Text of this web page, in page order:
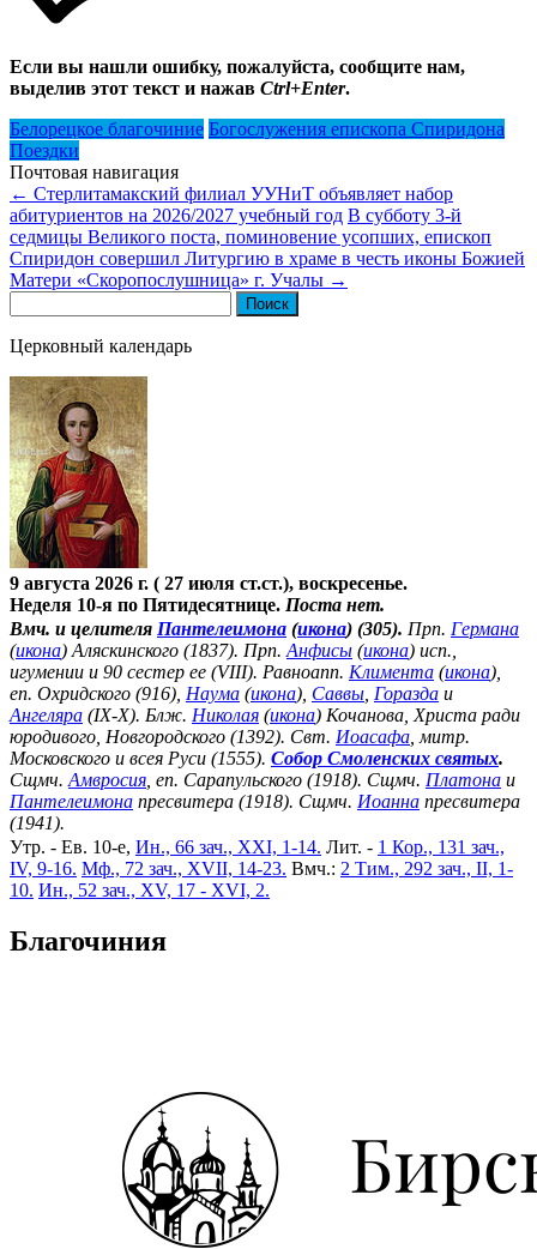
Если вы нашли ошибку, пожалуйста, сообщите нам,
выделив этот текст и нажав Ctrl+Enter.
Белорецкое благочиние Богослужения епископа Спиридона
Поездки
Почтовая навигация
← Стерлитамакский филиал УУНиТ объявляет набор
абитуриентов на 2026/2027 учебный год В субботу 3-й
седмицы Великого поста, поминовение усопших, епископ
Спиридон совершил Литургию в храме в честь иконы Божией
Матери «Скоропослушница» г. Учалы →
Церковный календарь
9 августа 2026 г. ( 27 июля ст.ст.), воскресенье.
Неделя 10-я по Пятидесятнице. Поста нет.
Вмч. и целителя Пантелеимона (икона) (305). Прп. Германа
(икона) Аляскинского (1837). Прп. Анфисы (икона) исп.,
игумении и 90 сестер ее (VIII). Равноапп. Климента (икона),
еп. Охридского (916), Наума (икона), Саввы Горазда и
Ангеляра (IX-X). Блж. Николая (икона) Кочанова, Христа ради
юродивого, Новгородского (1392). Свт. Иоасафа , митр.
Московского и всея Руси (1555). Собор Смоленских святых.
Сщмч. Амвросия , еп. Сарапульского (1918). Сщмч. Платона и
Пантелеимона пресвитера (1918). Сщмч. Иоанна пресвитера
(1941).
Утр. - Ев. 10-е, Ин., 66 зач., XXI, 1-14. Лит. - 1 Кор., 131 зач.,
IV, 9-16. Мф., 72 зач., XVII, 14-23. Вмч.: 2 Тим., 292 зач., II, 1-
10. Ин., 52 зач., XV, 17 - XVI, 2.
Благочиния